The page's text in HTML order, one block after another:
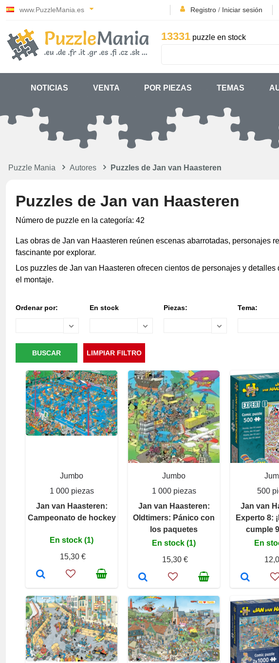
www.PuzzleMania.es Registro / Iniciar sesión
13331 puzzle en stock
NOTICIAS VENTA POR PIEZAS TEMAS
Puzzle Mania Autores Puzzles de Jan van Haasteren
Puzzles de Jan van Haasteren
Número de puzzle en la categoría: 42
Las obras de Jan van Haasteren reúnen escenas abarrotadas,
fascinante por explorar.
Los puzzles de Jan van Haasteren ofrecen cientos de personajes y
el montaje.
Ordenar por: En stock Piezas: Tema:
Jumbo
1 000 piezas
Jan van Haasteren:
Campeonato de hockey
En stock (1)
15,30 €
Jumbo
1 000 piezas
Jan van Haasteren:
Oldtimers: Pánico con
los paquetes
En stock (1)
15,30 €
500
Jan van
Experto 8:
cumple
En